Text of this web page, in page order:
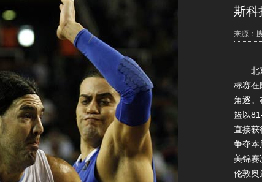
斯科
来源：
北京
标赛在
角逐。
篮以
直接获
争夺本
美锦赛
伦敦奥